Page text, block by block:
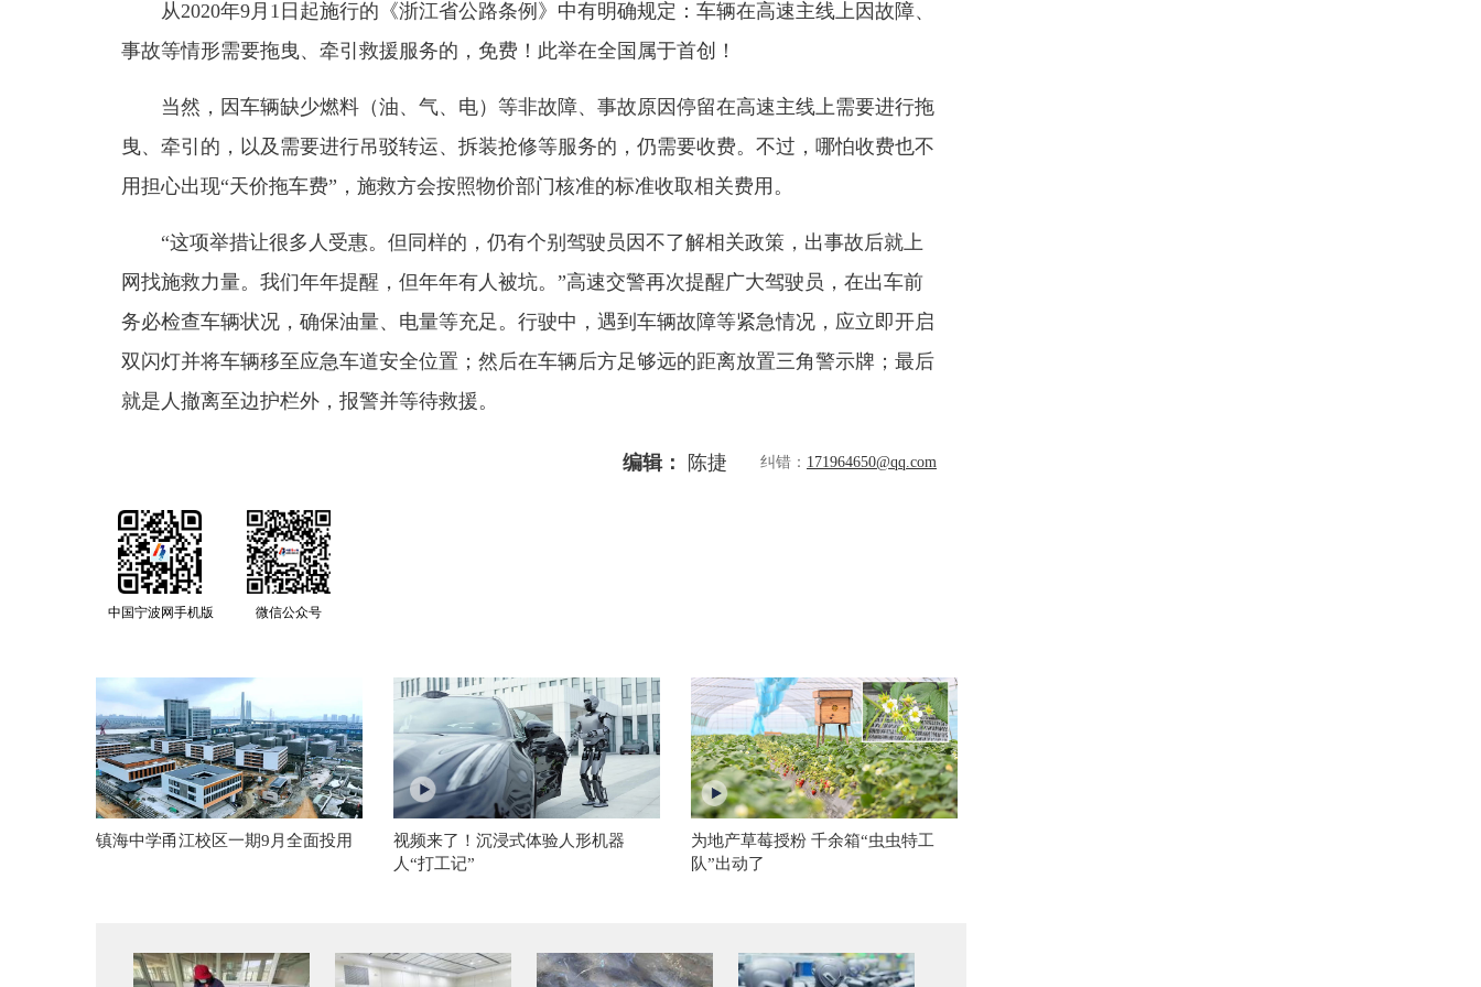
从2020年9月1日起施行的《浙江省公路条例》中有明确规定：车辆在高速主线上因故障、
事故等情形需要拖曳、牵引救援服务的，免费！此举在全国属于首创！
当然，因车辆缺少燃料（油、气、电）等非故障、事故原因停留在高速主线上需要进行拖
曳、牵引的，以及需要进行吊驳转运、拆装抢修等服务的，仍需要收费。不过，哪怕收费也不
用担心出现“天价拖车费”，施救方会按照物价部门核准的标准收取相关费用。
“这项举措让很多人受惠。但同样的，仍有个别驾驶员因不了解相关政策，出事故后就上
网找施救力量。我们年年提醒，但年年有人被坑。”高速交警再次提醒广大驾驶员，在出车前
务必检查车辆状况，确保油量、电量等充足。行驶中，遇到车辆故障等紧急情况，应立即开启
双闪灯并将车辆移至应急车道安全位置；然后在车辆后方足够远的距离放置三角警示牌；最后
就是人撤离至边护栏外，报警并等待救援。
编辑： 陈捷 纠错： 171964650@qq.com
中国宁波网手机版 微信公众号
镇海中学甬江校区一期9月全面投用
视频来了！沉浸式体验人形机器
人“打工记”
为地产草莓授粉 千余箱“虫虫特工
队”出动了